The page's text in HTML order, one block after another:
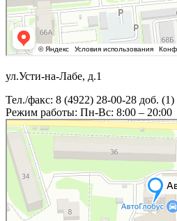
ул.Усти-на-Лабе, д.1
Тел./факс: 8 (4922) 28-00-28 доб. (1)
Режим работы: Пн-Вс: 8:00 – 20:00